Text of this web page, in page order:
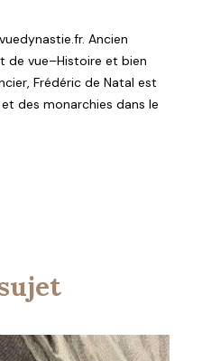
Ancien
de vue–Histoire et bien
Frédéric de Natal est
des monarchies dans le